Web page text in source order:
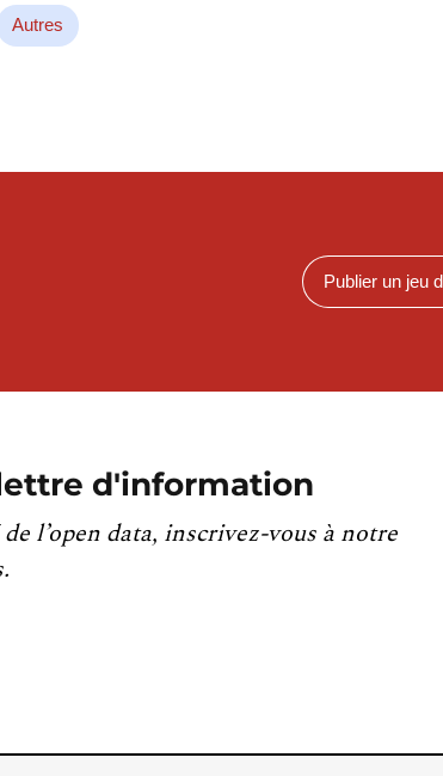
Autres
Publier un jeu
d'information
l’open data, inscrivez-vous à notre